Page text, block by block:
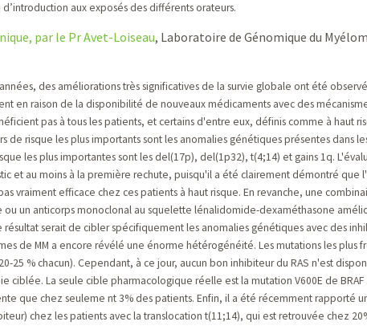
aux exposés des différents orateurs.
par le Pr Avet-Loiseau, Laboratoire de Génomique du
des améliorations très significatives de la survie globale ont été
en raison de la disponibilité de nouveaux médicaments avec des
pas à tous les patients, et certains d'entre eux, définis comme à haut
de risque les plus importants sont les anomalies génétiques présentes dans
les plus importantes sont les del(17p), del(1p32), t(4;14) et gains 1q.
et au moins à la première rechute, puisqu'il a été clairement démontré que
vraiment efficace chez ces patients à haut risque. En revanche, une
un anticorps monoclonal au squelette lénalidomide-dexaméthasone
serait de cibler spécifiquement les anomalies génétiques avec des
de MM a encore révélé une énorme hétérogénéité. Les mutations les plus
25 % chacun). Cependant, à ce jour, aucun bon inhibiteur du RAS n'est
ciblée. La seule cible pharmacologique réelle est la mutation V600E de BRAF
que chez seuleme nt 3% des patients. Enfin, il a été récemment rapporté
chez les patients avec la translocation t(11;14), qui est retrouvée chez